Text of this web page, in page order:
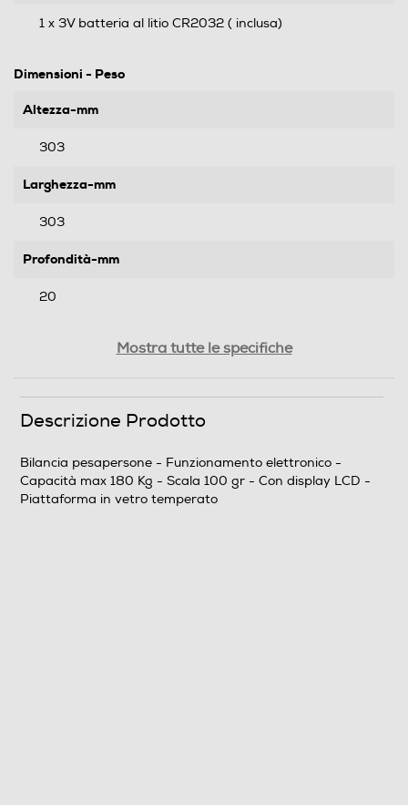
1 x 3V batteria al litio CR2032 ( inclusa)
Dimensioni - Peso
Altezza-mm
303
Larghezza-mm
303
Profondità-mm
20
Prestazioni
Graduazione in g
100
Mostra tutte le specifiche
Descrizione Prodotto
Bilancia pesapersone - Funzionamento elettronico -
Capacità max 180 Kg - Scala 100 gr - Con display LCD -
Piattaforma in vetro temperato